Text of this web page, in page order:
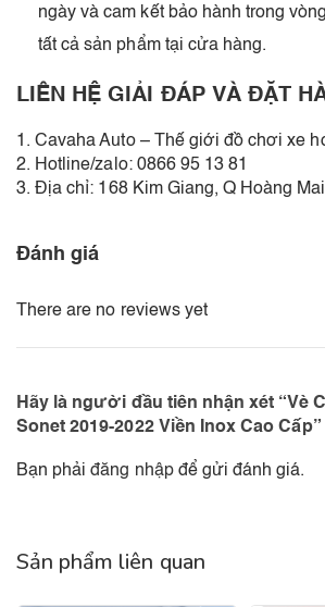
ngày và cam kết bảo hành trong
tất cả sản phẩm tại cửa hàng.
LIÊN HỆ GIẢI ĐÁP VÀ ĐẶT
1. Cavaha Auto – Thế giới đồ chơi xe
2. Hotline/zalo: 0866 95 13 81
3. Địa chỉ: 168 Kim Giang, Q Hoàng
Đánh giá
There are no reviews yet
Hãy là người đầu tiên nhận xét “Vè
Sonet 2019-2022 Viền Inox Cao Cấp”
Bạn phảiđăng nhậpđể gửi đánh giá.
Sản phẩm liên quan